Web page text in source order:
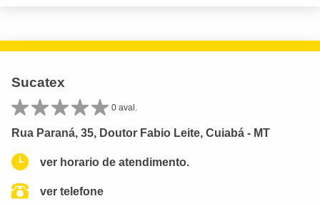
Sucatex
0 aval.
Rua Paraná, 35, Doutor Fabio Leite, Cuiabá - MT
ver horario de atendimento.
ver telefone